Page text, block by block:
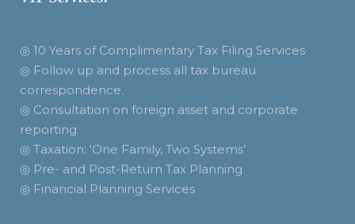
◎ 10 Years of Complimentary Tax Filing Services
◎ Follow up and process all tax bureau
correspondence.
◎ Consultation on foreign asset and corporate
reporting
◎ Taxation: ‘One Family, Two Systems’
◎ Pre- and Post-Return Tax Planning
◎ Financial Planning Services